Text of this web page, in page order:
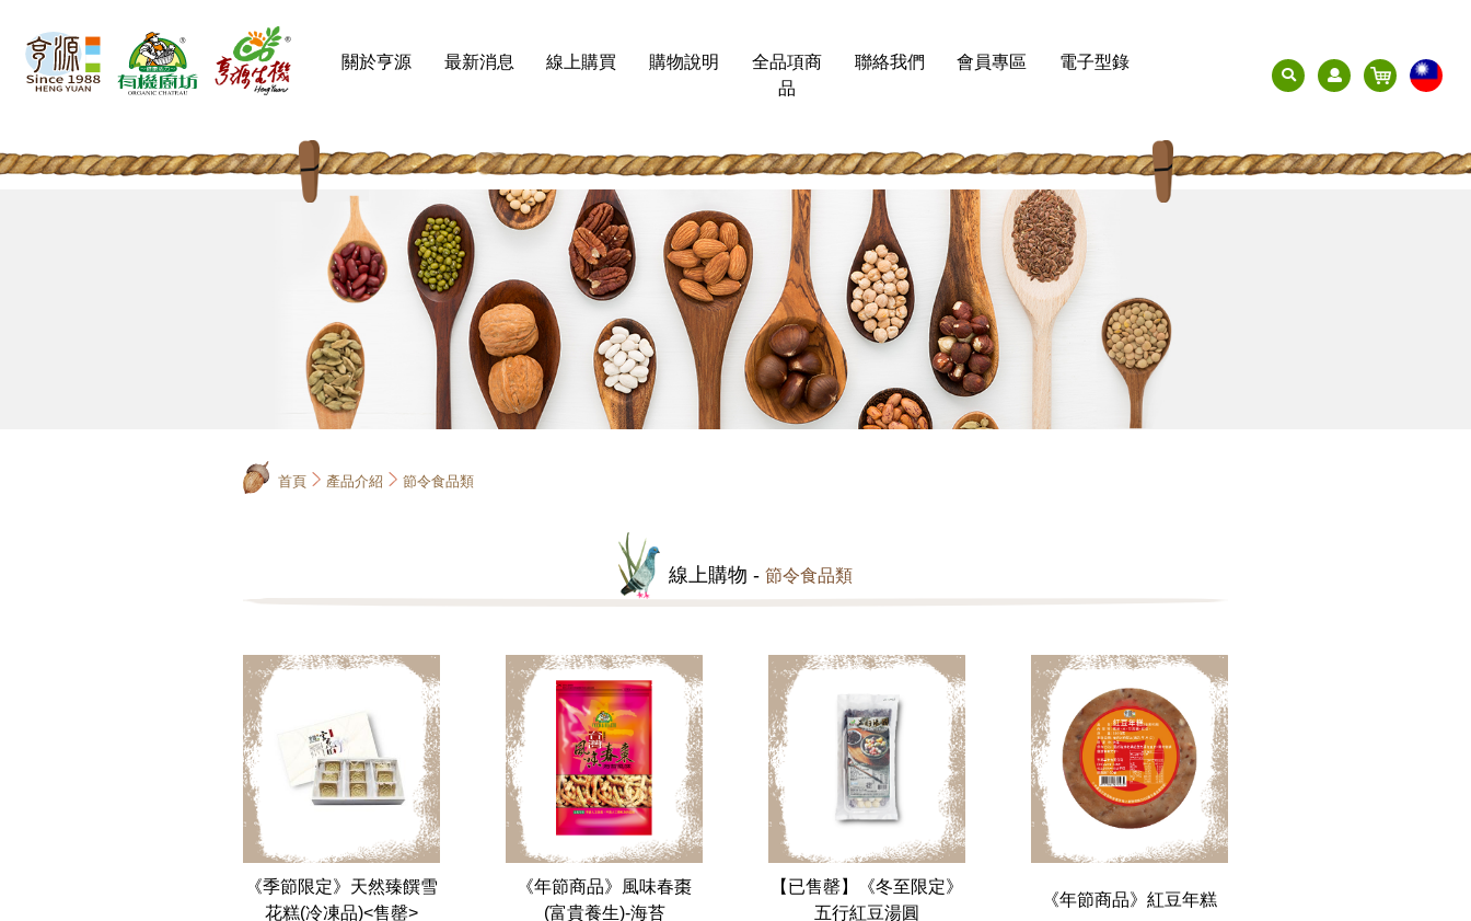
關於亨源 最新消息 線上購買 購物說明
全品項商
品
聯絡我們 會員專區 電子型錄
物
首頁 產品介紹 節令食品類
線上購物 - 節令食品類
《季節限定》天然臻饌雪
花糕(冷凍品)<售罄>
《年節商品》風味春棗
(富貴養生)-海苔
【已售罄】《冬至限定》
五行紅豆湯圓
《年節商品》紅豆年糕